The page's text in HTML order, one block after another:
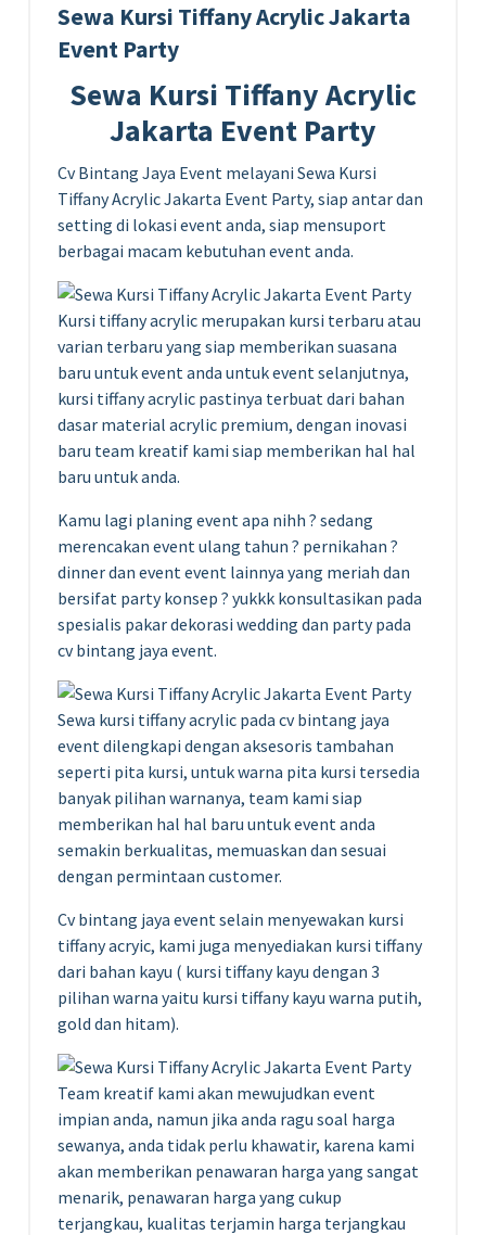
Sewa Kursi Tiffany Acrylic Jakarta
Event Party
Sewa Kursi Tiffany Acrylic
Jakarta Event Party
Cv Bintang Jaya Event melayani Sewa Kursi
Tiffany Acrylic Jakarta Event Party, siap antar dan
setting di lokasi event anda, siap mensuport
berbagai macam kebutuhan event anda.
Kursi tiffany acrylic merupakan kursi terbaru atau
varian terbaru yang siap memberikan suasana
baru untuk event anda untuk event selanjutnya,
kursi tiffany acrylic pastinya terbuat dari bahan
dasar material acrylic premium, dengan inovasi
baru team kreatif kami siap memberikan hal hal
baru untuk anda.
Kamu lagi planing event apa nihh ? sedang
merencakan event ulang tahun ? pernikahan ?
dinner dan event event lainnya yang meriah dan
bersifat party konsep ? yukkk konsultasikan pada
spesialis pakar dekorasi wedding dan party pada
cv bintang jaya event.
Sewa kursi tiffany acrylic pada cv bintang jaya
event dilengkapi dengan aksesoris tambahan
seperti pita kursi, untuk warna pita kursi tersedia
banyak pilihan warnanya, team kami siap
memberikan hal hal baru untuk event anda
semakin berkualitas, memuaskan dan sesuai
dengan permintaan customer.
Cv bintang jaya event selain menyewakan kursi
tiffany acryic, kami juga menyediakan kursi tiffany
dari bahan kayu ( kursi tiffany kayu dengan 3
pilihan warna yaitu kursi tiffany kayu warna putih,
gold dan hitam).
Team kreatif kami akan mewujudkan event
impian anda, namun jika anda ragu soal harga
sewanya, anda tidak perlu khawatir, karena kami
akan memberikan penawaran harga yang sangat
menarik, penawaran harga yang cukup
terjangkau, kualitas terjamin harga terjangkau